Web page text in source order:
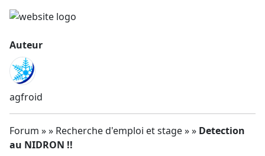
Auteur
agfroid
Forum » » Recherche d'emploi et stage » » Detection
au NIDRON !!